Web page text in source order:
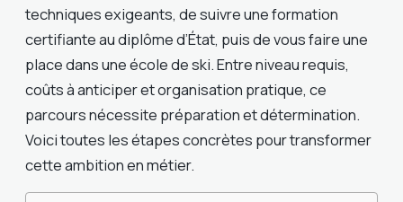
techniques exigeants, de suivre une formation
certifiante au diplôme d’État, puis de vous faire une
place dans une école de ski. Entre niveau requis,
coûts à anticiper et organisation pratique, ce
parcours nécessite préparation et détermination.
Voici toutes les étapes concrètes pour transformer
cette ambition en métier.